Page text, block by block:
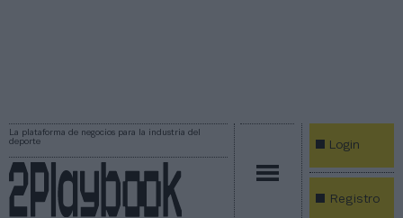
La plataforma de negocios para la industria del
deporte
Login
Registro